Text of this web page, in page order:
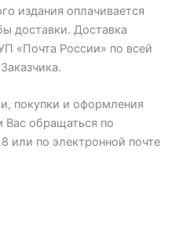
издания оплачивается
доставки. Доставка
«Почта России» по всей
покупки и оформления
Вас обращаться по
или по электронной почте